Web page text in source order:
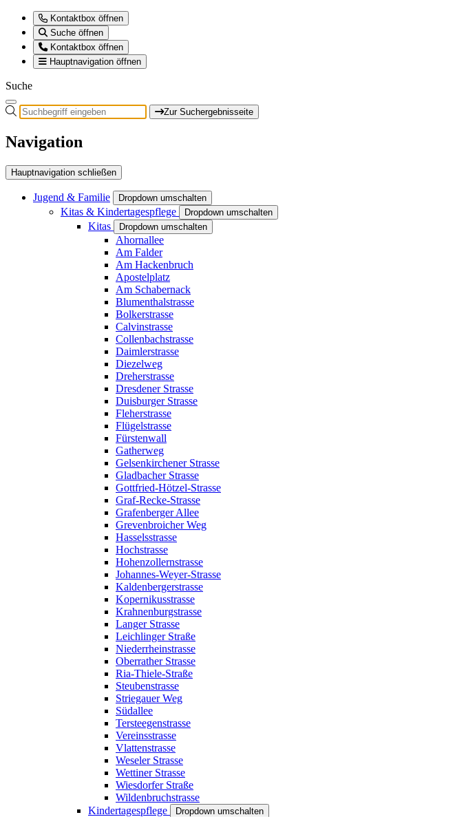
Kontaktbox öffnen
Suche öffnen
Kontaktbox öffnen
Hauptnavigation öffnen
Suche
Zur Suchergebnisseite
Navigation
Hauptnavigation schließen
Jugend & Familie Dropdown umschalten
Kitas & Kindertagespflege Dropdown umschalten
Kitas Dropdown umschalten
Ahornallee
Am Falder
Am Hackenbruch
Apostelplatz
Am Schabernack
Blumenthalstrasse
Bolkerstrasse
Calvinstrasse
Collenbachstrasse
Daimlerstrasse
Diezelweg
Dreherstrasse
Dresdener Strasse
Duisburger Strasse
Fleherstrasse
Flügelstrasse
Fürstenwall
Gatherweg
Gelsenkirchener Strasse
Gladbacher Strasse
Gottfried-Hötzel-Strasse
Graf-Recke-Strasse
Grafenberger Allee
Grevenbroicher Weg
Hasselsstrasse
Hochstrasse
Hohenzollernstrasse
Johannes-Weyer-Strasse
Kaldenbergerstrasse
Kopernikusstrasse
Krahnenburgstrasse
Langer Strasse
Leichlinger Straße
Niederrheinstrasse
Oberrather Strasse
Ria-Thiele-Straße
Steubenstrasse
Striegauer Weg
Südallee
Tersteegenstrasse
Vereinsstrasse
Vlattenstrasse
Weseler Strasse
Wettiner Strasse
Wiesdorfer Straße
Wildenbruchstrasse
Kindertagespflege
Dropdown umschalten